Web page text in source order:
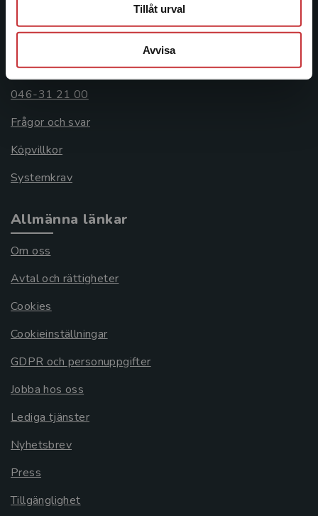
Tillåt urval
Avvisa
Kundservice
Kontakta kundservice
046-31 21 00
Frågor och svar
Köpvillkor
Systemkrav
Allmänna länkar
Om oss
Avtal och rättigheter
Cookies
Cookieinställningar
GDPR och personuppgifter
Jobba hos oss
Lediga tjänster
Nyhetsbrev
Press
Tillgänglighet